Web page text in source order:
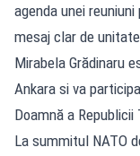
agenda unei
mesaj clar de
Mirabela Grădinaru
Ankara si va
Doamnă a Republicii
La summitul NATO